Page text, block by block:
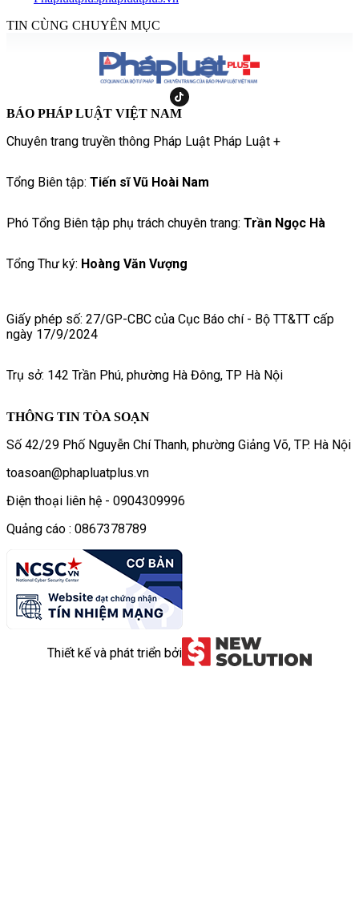
TIN CÙNG CHUYÊN MỤC
BÁO PHÁP LUẬT VIỆT NAM
Chuyên trang truyền thông Pháp Luật Pháp Luật +
Tổng Biên tập: Tiến sĩ Vũ Hoài Nam
Phó Tổng Biên tập phụ trách chuyên trang: Trần Ngọc Hà
Tổng Thư ký: Hoàng Văn Vượng
Giấy phép số: 27/GP-CBC của Cục Báo chí - Bộ TT&TT cấp
ngày 17/9/2024
Trụ sở: 142 Trần Phú, phường Hà Đông, TP Hà Nội
THÔNG TIN TÒA SOẠN
Số 42/29 Phố Nguyễn Chí Thanh, phường Giảng Võ, TP. Hà Nội
toasoan@phapluatplus.vn
Điện thoại liên hệ - 0904309996
Quảng cáo : 0867378789
Thiết kế và phát triển bởi